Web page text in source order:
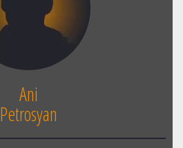
Ani
Petrosyan